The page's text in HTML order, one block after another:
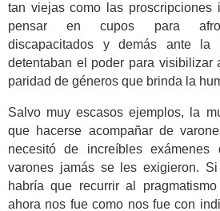
tan viejas como las proscripciones
pensar en cupos para
discapacitados y demás ante
detentaban el poder para visibilizar
paridad de géneros que brinda la
Salvo muy escasos ejemplos, la
que hacerse acompañar de
necesitó de increíbles
varones jamás se les exigieron.
habría que recurrir al
ahora nos fue como nos fue con